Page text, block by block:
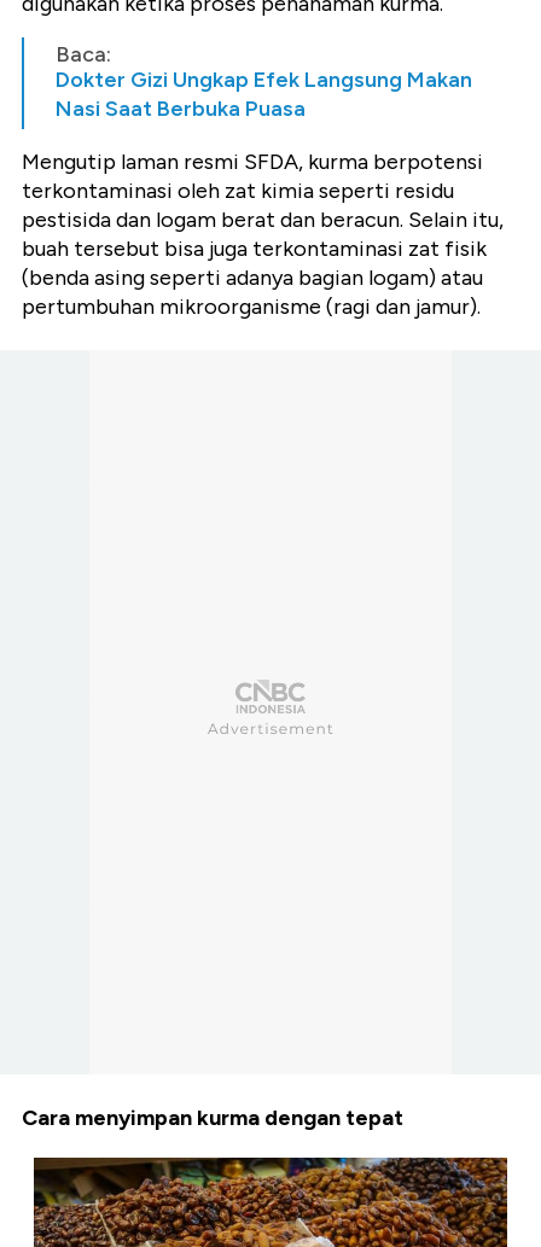
Baca:
Dokter Gizi Ungkap Efek Langsung Makan
Nasi Saat Berbuka Puasa
Mengutip laman resmi SFDA, kurma berpotensi
terkontaminasi oleh zat kimia seperti residu
pestisida dan logam berat dan beracun. Selain itu,
buah tersebut bisa juga terkontaminasi zat fisik
(benda asing seperti adanya bagian logam) atau
pertumbuhan mikroorganisme (ragi dan jamur).
Cara menyimpan kurma dengan tepat